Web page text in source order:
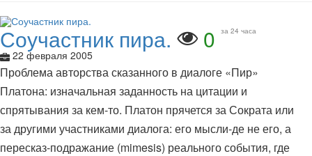
Соучастник пира. 0 за 24 часа
22 февраля 2005
Проблема авторства сказанного в диалоге «Пир»
Платона: изначальная заданность на цитации и
спрятывания за кем-то. Платон прячется за Сократа или
за другими участниками диалога: его мысли-де не его, а
пересказ-подражание (mimesis) реального события, где